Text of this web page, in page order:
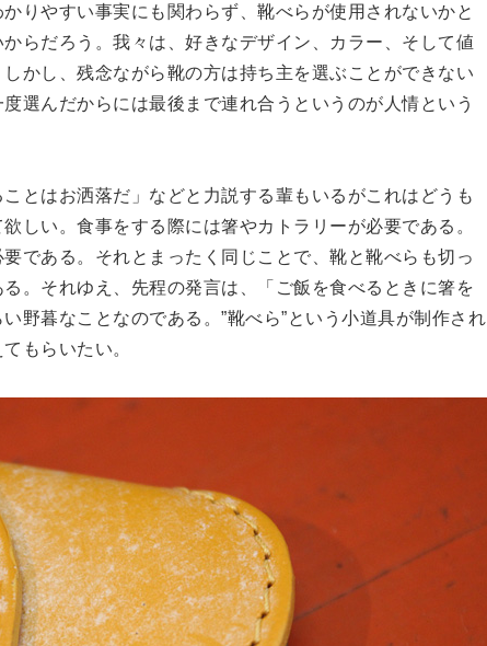
りやすい事実にも関わらず、靴べらが使用されないかと
らだろう。我々は、好きなデザイン、カラー、そして値
かし、残念ながら靴の方は持ち主を選ぶことができない
選んだからには最後まで連れ合うというのが人情という
とはお洒落だ」などと力説する輩もいるがこれはどうも
しい。食事をする際には箸やカトラリーが必要である。
である。それとまったく同じことで、靴と靴べらも切っ
。それゆえ、先程の発言は、「ご飯を食べるときに箸を
野暮なことなのである。”靴べら”という小道具が制作され
もらいたい。